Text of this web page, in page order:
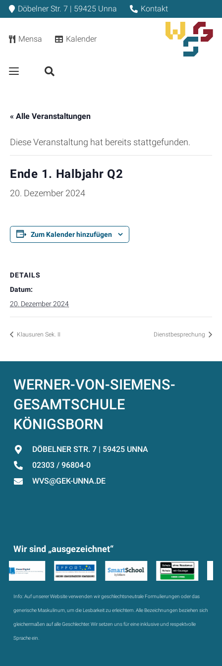
Döbelner Str. 7 | 59425 Unna Kontakt
Mensa Kalender
« Alle Veranstaltungen
Diese Veranstaltung hat bereits stattgefunden.
Ende 1. Halbjahr Q2
20. Dezember 2024
Zum Kalender hinzufügen
DETAILS
Datum:
20. Dezember 2024
Klausuren Sek. II Dienstbesprechung
WERNER-VON-SIEMENS-
GESAMTSCHULE
KÖNIGSBORN
DÖBELNER STR. 7 | 59425 UNNA
02303 / 96804-0
WVS@GEK-UNNA.DE
Wir sind „ausgezeichnet“
Info:Auf unserer Website verwenden wir geschlechtsneutrale Formulierungen oder das
generische Maskulinum, um die Lesbarkeit zu erleichtern. Alle Bezeichnungen beziehen sich
gleichermaßen auf alle Geschlechter. Wir setzen uns für eine inklusive und respektvolle
Sprache ein.